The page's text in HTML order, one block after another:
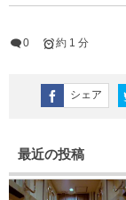
0 約 1 分
シェア
最近の投稿